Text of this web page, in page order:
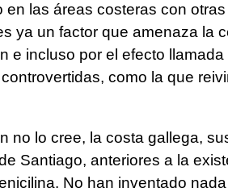
en las áreas costeras con
ya un factor que amenaza la
e incluso por el efecto
como la que
no lo cree, la costa gallega,
Santiago, anteriores a la
No han inventado